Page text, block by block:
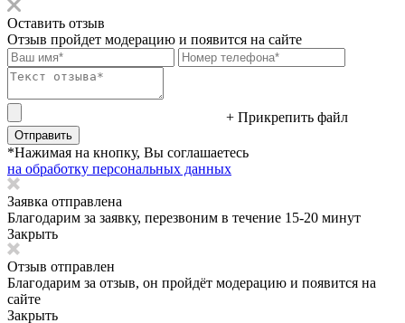
Оставить отзыв
Отзыв пройдет модерацию и появится на сайте
+ Прикрепить файл
Отправить
*Нажимая на кнопку, Вы соглашаетесь
на обработку персональных данных
Заявка отправлена
Благодарим за заявку, перезвоним в течение 15-20 минут
Закрыть
Отзыв отправлен
Благодарим за отзыв, он пройдёт модерацию и появится на
сайте
Закрыть